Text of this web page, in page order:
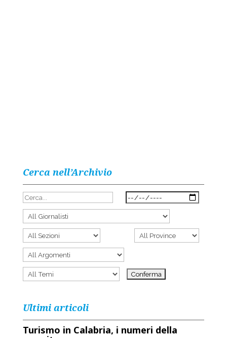
Cerca nell’Archivio
Ultimi articoli
Turismo in Calabria, i numeri della